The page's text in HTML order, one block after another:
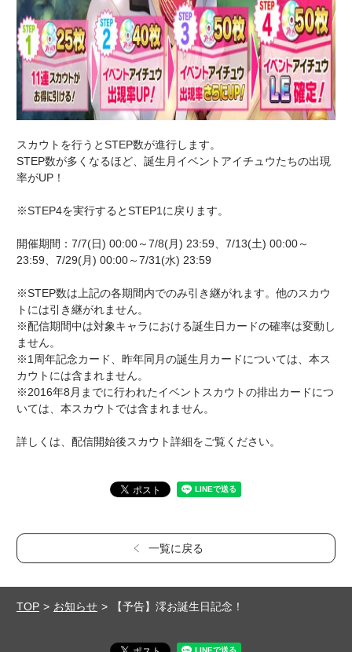
スカウトを行うとSTEP数が進行します。
STEP数が多くなるほど、誕生月イベントアイチュウたちの出現
率がUP！
※STEP4を実行するとSTEP1に戻ります。
開催期間：7/7(日) 00:00～7/8(月) 23:59、7/13(土) 00:00～
23:59、7/29(月) 00:00～7/31(水) 23:59
※STEP数は上記の各期間内でのみ引き継がれます。他のスカウ
トには引き継がれません。
※配信期間中は対象キャラにおける誕生日カードの確率は変動し
ません。
※1周年記念カード、昨年同月の誕生月カードについては、本ス
カウトには含まれません。
※2016年8月までに行われたイベントスカウトの排出カードにつ
いては、本スカウトでは含まれません。
詳しくは、配信開始後スカウト詳細をご覧ください。
一覧に戻る
TOP お知らせ 【予告】澪お誕生日記念！